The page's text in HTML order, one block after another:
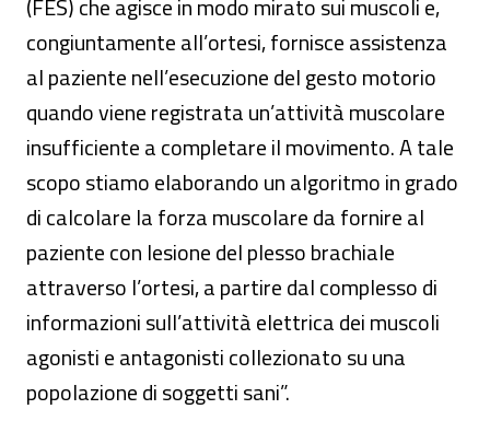
(FES) che agisce in modo mirato sui muscoli e,
congiuntamente all’ortesi, fornisce assistenza
al paziente nell’esecuzione del gesto motorio
quando viene registrata un’attività muscolare
insufficiente a completare il movimento. A tale
scopo stiamo elaborando un algoritmo in grado
di calcolare la forza muscolare da fornire al
paziente con lesione del plesso brachiale
attraverso l’ortesi, a partire dal complesso di
informazioni sull’attività elettrica dei muscoli
agonisti e antagonisti collezionato su una
popolazione di soggetti sani”.